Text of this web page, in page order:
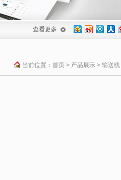
查看更多
当前位置： 首页 > 产品展示 > 输送线